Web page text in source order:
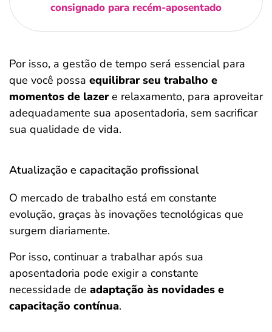
consignado para recém-aposentado
Por isso, a gestão de tempo será essencial para
que você possa equilibrar seu trabalho e
momentos de lazere relaxamento, para aproveitar
adequadamente sua aposentadoria, sem sacrificar
sua qualidade de vida.
Atualização e capacitação profissional
O mercado de trabalho está em constante
evolução, graças às inovações tecnológicas que
surgem diariamente.
Por isso, continuar a trabalhar após sua
aposentadoria pode exigir a constante
necessidade de adaptação às novidades e
capacitação contínua.